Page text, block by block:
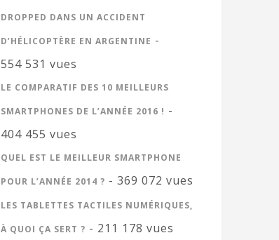
DROPPED DANS UN ACCIDENT
D’HÉLICOPTÈRE EN ARGENTINE -
554 531 vues
LE COMPARATIF DES 10 MEILLEURS
SMARTPHONES DE L’ANNÉE 2016 ! -
404 455 vues
QUEL EST LE MEILLEUR SMARTPHONE
POUR L’ANNÉE 2014 ? - 369 072 vues
LES TABLETTES TACTILES NUMÉRIQUES,
À QUOI ÇA SERT ? - 211 178 vues